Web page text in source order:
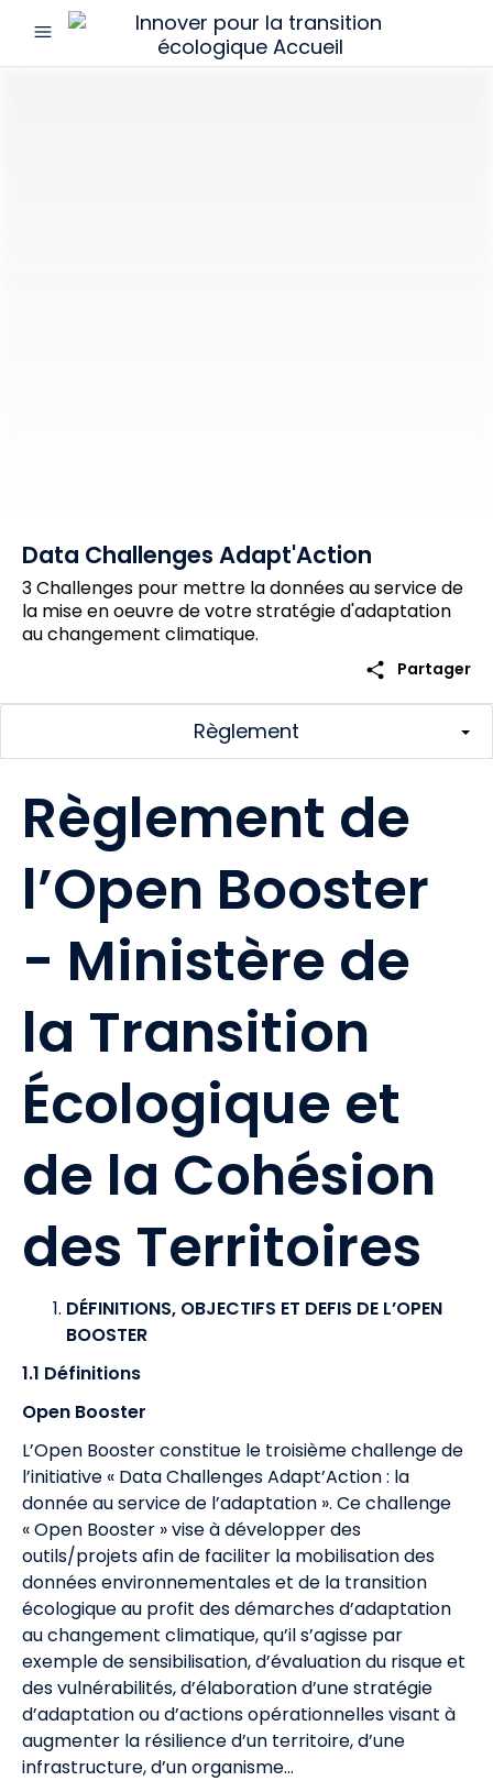
menu
Innover
Data Challenges Adapt'Action
3 Challenges pour mettre la données au service de
la mise en oeuvre de votre stratégie d'adaptation
au changement climatique.
share Partager
Règlement
Règlement de
l’Open Booster
- Ministère de
la Transition
Écologique et
de la Cohésion
des Territoires
DÉFINITIONS, OBJECTIFS ET DEFIS DE L’OPEN
BOOSTER
1.1 Définitions
Open Booster
L’Open Booster constitue le troisième challenge de
l’initiative « Data Challenges Adapt’Action : la
donnée au service de l’adaptation ». Ce challenge
« Open Booster » vise à développer des
outils/projets afin de faciliter la mobilisation des
données environnementales et de la transition
écologique au profit des démarches d’adaptation
au changement climatique, qu’il s’agisse par
exemple de sensibilisation, d’évaluation du risque et
des vulnérabilités, d’élaboration d’une stratégie
d’adaptation ou d’actions opérationnelles visant à
augmenter la résilience d’un territoire, d’une
infrastructure, d’un organisme…